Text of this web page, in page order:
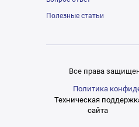
Полезные статьи
Все права
Политика
Техническая
сайта